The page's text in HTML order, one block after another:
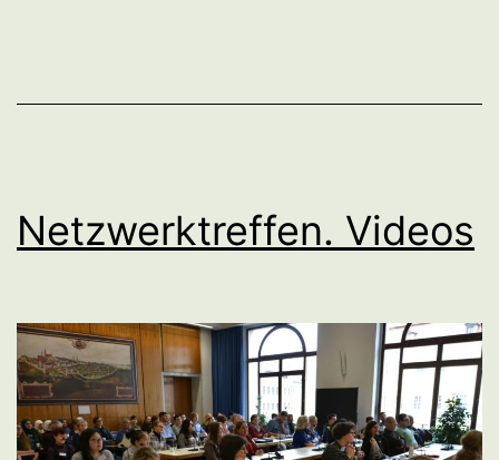
Netzwerktreffen. Videos